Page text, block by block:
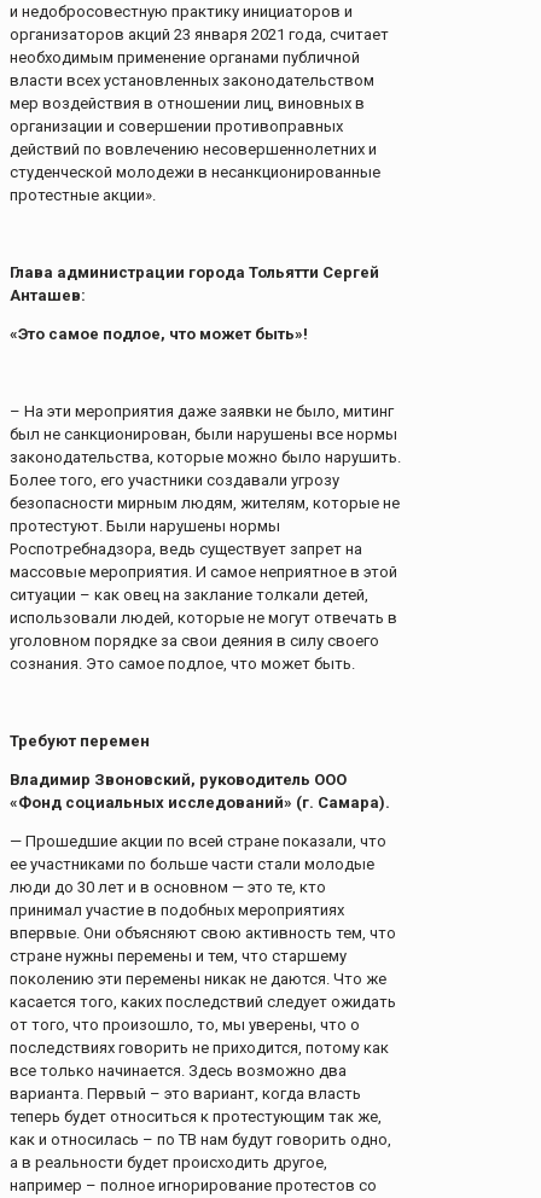
и недобросовестную практику инициаторов и
организаторов акций 23 января 2021 года, считает
необходимым применение органами публичной
власти всех установленных законодательством
мер воздействия в отношении лиц, виновных в
организации и совершении противоправных
действий по вовлечению несовершеннолетних и
студенческой молодежи в несанкционированные
протестные акции».
Глава администрации города Тольятти Сергей
Анташев:
«Это самое подлое, что может быть»!
– На эти мероприятия даже заявки не было, митинг
был не санкционирован, были нарушены все нормы
законодательства, которые можно было нарушить.
Более того, его участники создавали угрозу
безопасности мирным людям, жителям, которые не
протестуют. Были нарушены нормы
Роспотребнадзора, ведь существует запрет на
массовые мероприятия. И самое неприятное в этой
ситуации – как овец на заклание толкали детей,
использовали людей, которые не могут отвечать в
уголовном порядке за свои деяния в силу своего
сознания. Это самое подлое, что может быть.
Требуют перемен
Владимир Звоновский, руководитель ООО
«Фонд социальных исследований» (г. Самара).
— Прошедшие акции по всей стране показали, что
ее участниками по больше части стали молодые
люди до 30 лет и в основном — это те, кто
принимал участие в подобных мероприятиях
впервые. Они объясняют свою активность тем, что
стране нужны перемены и тем, что старшему
поколению эти перемены никак не даются. Что же
касается того, каких последствий следует ожидать
от того, что произошло, то, мы уверены, что о
последствиях говорить не приходится, потому как
все только начинается. Здесь возможно два
варианта. Первый – это вариант, когда власть
теперь будет относиться к протестующим так же,
как и относилась – по ТВ нам будут говорить одно,
а в реальности будет происходить другое,
например – полное игнорирование протестов со